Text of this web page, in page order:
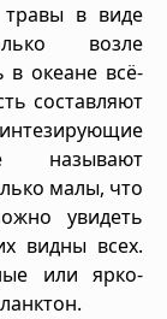
в виде
возле
в океане всё-
составляют
называют
малы, что
увидеть
видны всех.
или ярко-